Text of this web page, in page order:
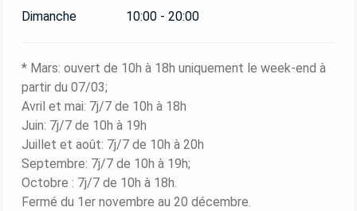
Dimanche 10:00 - 20:00
* Mars: ouvert de 10h à 18h uniquement le week-end à
partir du 07/03;
Avril et mai: 7j/7 de 10h à 18h
Juin: 7j/7 de 10h à 19h
Juillet et août: 7j/7 de 10h à 20h
Septembre: 7j/7 de 10h à 19h;
Octobre : 7j/7 de 10h à 18h.
Fermé du 1er novembre au 20 décembre.